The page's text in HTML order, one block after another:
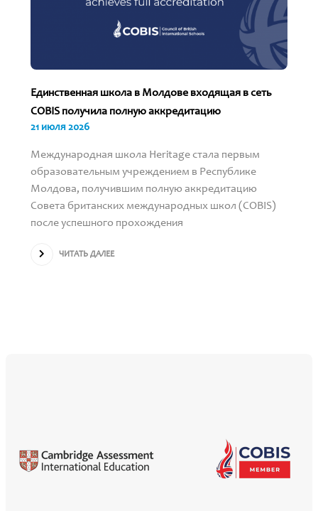
Единственная школа в Молдове входящая в сеть
COBIS получила полную аккредитацию
21 июля 2026
Международная школа Heritage стала первым
образовательным учреждением в Республике
Молдова, получившим полную аккредитацию
Совета британских международных школ (COBIS)
после успешного прохождения
ЧИТАТЬ ДАЛЕЕ